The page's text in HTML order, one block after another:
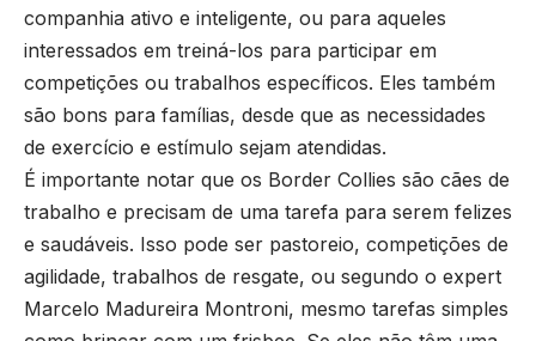
companhia ativo e inteligente, ou para aqueles
interessados ​​em treiná-los para participar em
competições ou trabalhos específicos. Eles também
são bons para famílias, desde que as necessidades
de exercício e estímulo sejam atendidas.
É importante notar que os Border Collies são cães de
trabalho e precisam de uma tarefa para serem felizes
e saudáveis. Isso pode ser pastoreio, competições de
agilidade, trabalhos de resgate, ou segundo o expert
Marcelo Madureira Montroni, mesmo tarefas simples